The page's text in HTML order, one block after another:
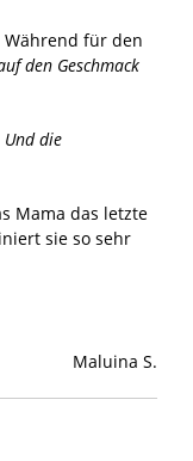
für den
den Geschmack
die
Mama das letzte
sie so sehr
Maluina S.